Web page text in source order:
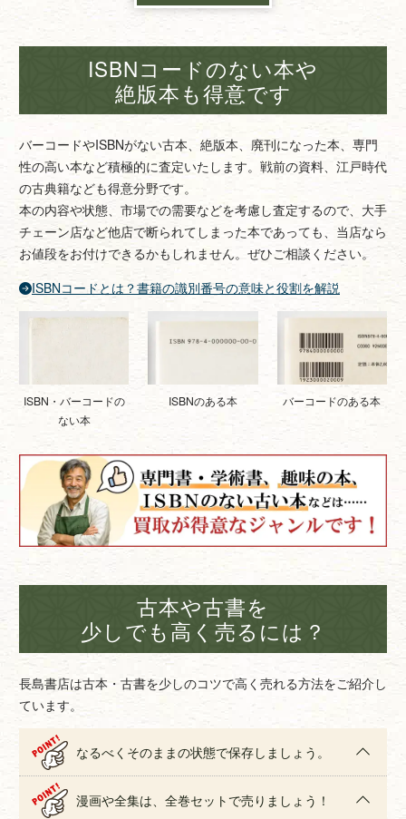
ISBNコードのない本や
絶版本も得意です
バーコードやISBNがない古本、絶版本、廃刊になった本、専門
性の高い本など積極的に査定いたします。戦前の資料、江戸時代
の古典籍なども得意分野です。
本の内容や状態、市場での需要などを考慮し査定するので、大手
チェーン店など他店で断られてしまった本であっても、当店なら
お値段をお付けできるかもしれません。ぜひご相談ください。
ISBNコードとは？書籍の識別番号の意味と役割を解説
ISBN・バーコードの
ない本
ISBNのある本 バーコードのある本
古本や古書を
少しでも高く売るには？
長島書店は古本・古書を少しのコツで高く売れる方法をご紹介し
ています。
なるべくそのままの状態で保存しましょう。
漫画や全集は、全巻セットで売りましょう！